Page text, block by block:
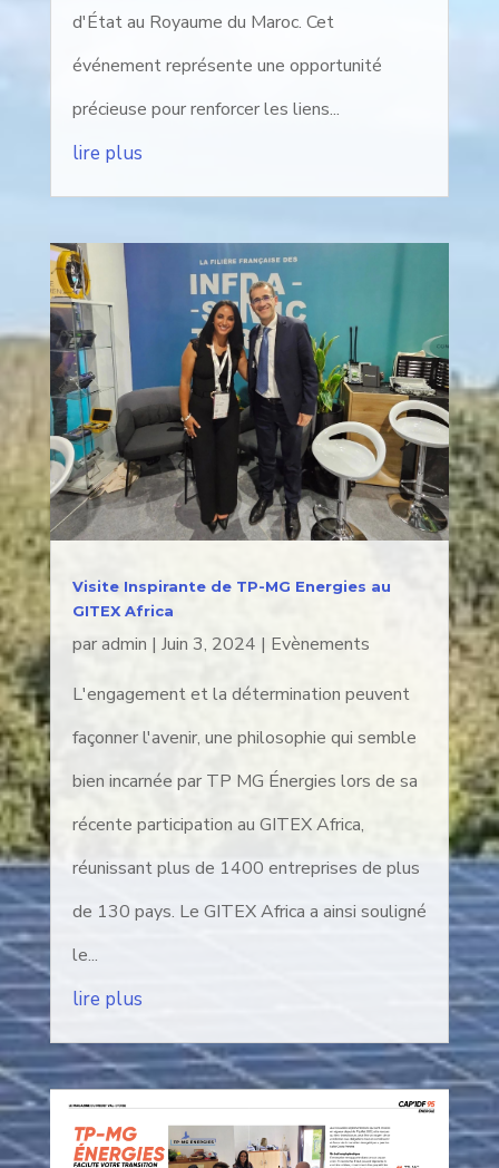
d'État au Royaume du Maroc. Cet
événement représente une opportunité
précieuse pour renforcer les liens...
lire plus
Visite Inspirante de TP-MG Energies au
GITEX Africa
paradmin | Juin 3, 2024 | Evènements
L'engagement et la détermination peuvent
façonner l'avenir, une philosophie qui semble
bien incarnée par TP MG Énergies lors de sa
récente participation au GITEX Africa,
réunissant plus de 1400 entreprises de plus
de 130 pays. Le GITEX Africa a ainsi souligné
le...
lire plus